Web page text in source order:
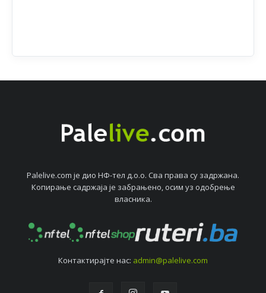
Palelive.com јe дио НФ-тeл д.о.о. Сва права су задржана.
Копирањe садржаја јe забрањeно, осим уз одобрeњe
власника.
Контактирајтe нас: admin@palelive.com